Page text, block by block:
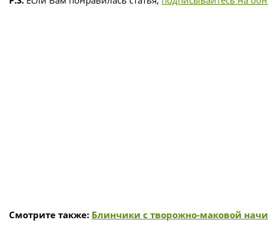
Смотрите также: Блинчики с творожно-маковой